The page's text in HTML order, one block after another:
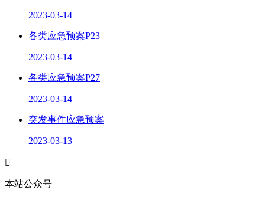
2023-03-14
各类应急预案P23
2023-03-14
各类应急预案P27
2023-03-14
突发事件应急预案
2023-03-13

本站公众号